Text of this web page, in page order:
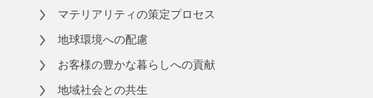
マテリアリティの策定プロセス
地球環境への配慮
お客様の豊かな暮らしへの貢献
地域社会との共生